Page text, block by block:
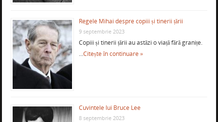
Regele Mihai despre copiii și tinerii țării
9 septembrie 2023
Copiii și tinerii țării au astăzi o viață fără granițe.
…Citește în continuare »
Cuvintele lui Bruce Lee
8 septembrie 2023